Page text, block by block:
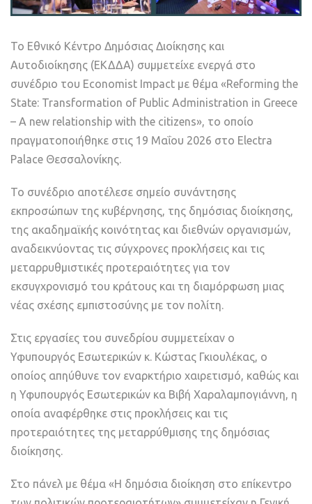
Το Εθνικό Κέντρο Δημόσιας Διοίκησης και
Αυτοδιοίκησης (ΕΚΔΔΑ) συμμετείχε ενεργά στο
συνέδριο του Economist Impact με θέμα «Reforming the
State: Transformation of Public Administration in Greece
– A new relationship with the citizens», το οποίο
πραγματοποιήθηκε στις 19 Μαΐου 2026 στο Electra
Palace Θεσσαλονίκης.
Το συνέδριο αποτέλεσε σημείο συνάντησης
εκπροσώπων της κυβέρνησης, της δημόσιας διοίκησης,
της ακαδημαϊκής κοινότητας και διεθνών οργανισμών,
αναδεικνύοντας τις σύγχρονες προκλήσεις και τις
μεταρρυθμιστικές προτεραιότητες για τον
εκσυγχρονισμό του κράτους και τη διαμόρφωση μιας
νέας σχέσης εμπιστοσύνης με τον πολίτη.
Στις εργασίες του συνεδρίου συμμετείχαν ο
Υφυπουργός Εσωτερικών κ. Κώστας Γκιουλέκας, ο
οποίος απηύθυνε τον εναρκτήριο χαιρετισμό, καθώς και
η Υφυπουργός Εσωτερικών κα Βιβή Χαραλαμπογιάννη, η
οποία αναφέρθηκε στις προκλήσεις και τις
προτεραιότητες της μεταρρύθμισης της δημόσιας
διοίκησης.
Στο πάνελ με θέμα «Η δημόσια διοίκηση στο επίκεντρο